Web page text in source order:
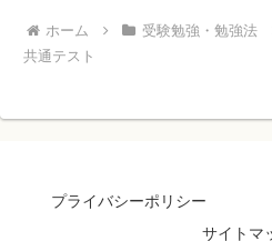
ホーム 受験勉強・勉強法
共通テスト
プライバシーポリシー
サイトマ